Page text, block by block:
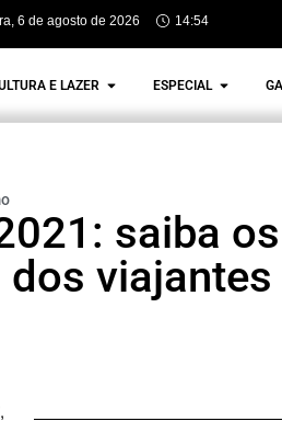
6 de agosto de 2026 14:54
E LAZER ESPECIAL
saiba
viajantes